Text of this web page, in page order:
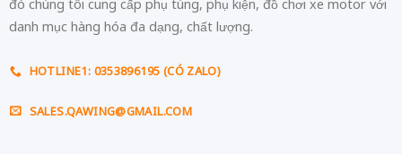
đó chúng tôi cung cấp phụ tùng, phụ kiện, đồ chơi xe motor với
danh mục hàng hóa đa dạng, chất lượng.
HOTLINE1: 0353896195 (CÓ ZALO)
SALES.QAWING@GMAIL.COM